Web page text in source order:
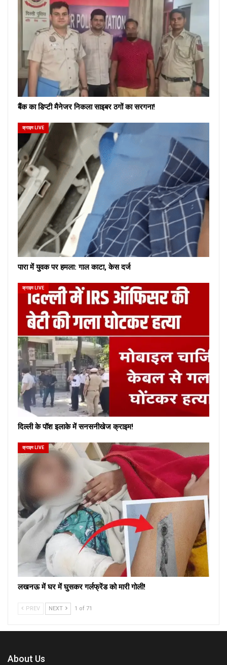
बैंक का डिप्टी मैनेजर निकला साइबर ठगों का सरगना!
क्राइम LIVE
पारा में युवक पर हमला: गाल काटा, केस दर्ज
क्राइम LIVE
दिल्ली के पॉश इलाके में सनसनीखेज क्राइम!
क्राइम LIVE
लखनऊ में घर में घुसकर गर्लफ्रेंड को मारी गोली!
PREV NEXT 1 of 71
About Us